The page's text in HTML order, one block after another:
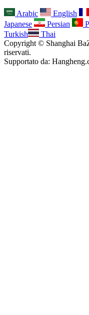
Arabic English
Japanese
Persian
Turkish
Thai
Copyright © Shanghai
riservati.
Supportato da: